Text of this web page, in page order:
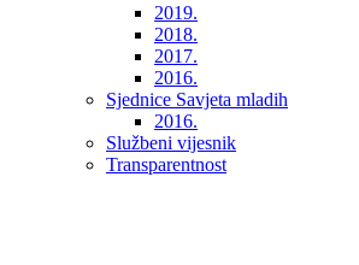
2019.
2018.
2017.
2016.
Sjednice Savjeta mladih
2016.
Službeni vijesnik
Transparentnost